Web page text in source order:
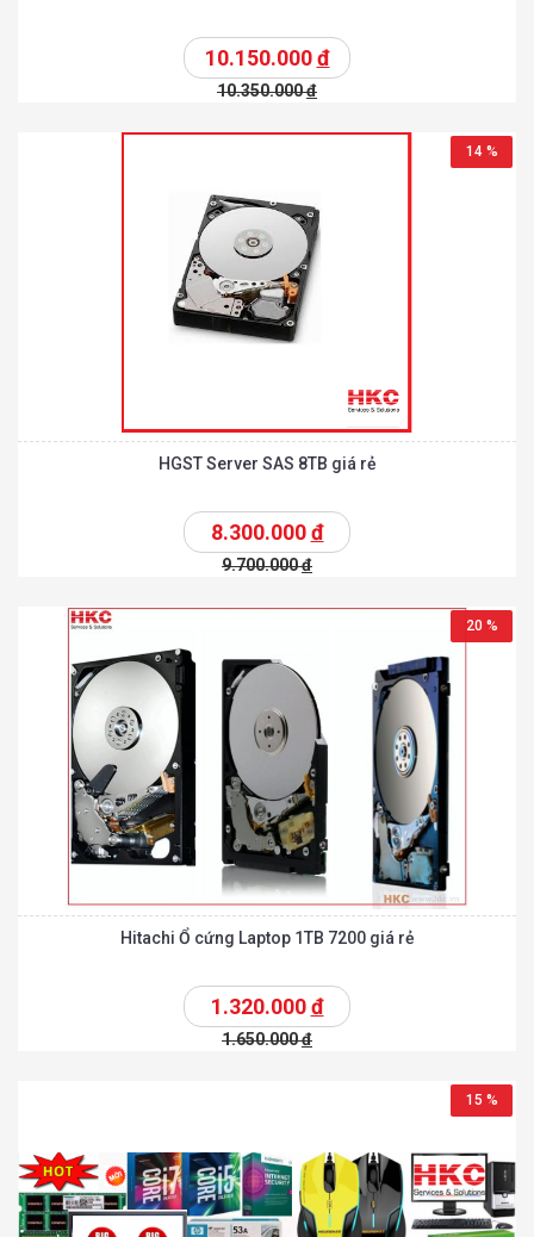
10.150.000đ
10.350.000đ
14 %
HGST Server SAS 8TB giá rẻ
8.300.000đ
9.700.000đ
20 %
Hitachi Ổ cứng Laptop 1TB 7200 giá rẻ
1.320.000đ
1.650.000đ
15 %